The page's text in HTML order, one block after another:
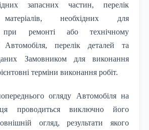
запасних частин, перелік
необхідних для
при ремонті або технічному
Автомобіля, перелік деталей та
Замовником для виконання
терміни виконання робіт.
огляду Автомобіля на
проводиться виключно його
огляд, результати якого